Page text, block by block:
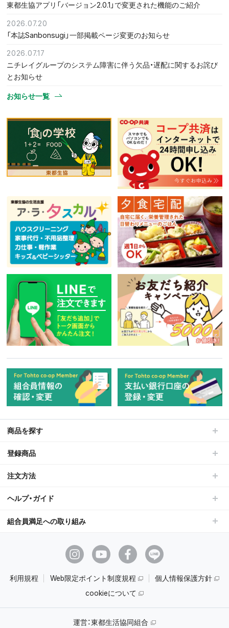
東都生協アプリ「バージョン2.0.1」で変更された機能のご紹介
2026.07.20
「本誌Sanbonsugi」一部掲載ページ変更のお知らせ
2026.07.17
ニチレイグループのシステム障害に伴う欠品・遅配に関するお詫び
とお知らせ
お知らせ一覧
商品を探す
登録商品
注文方法
ヘルプ・ガイド
組合員満足への取り組み
利用規程 Web限定ポイント制度規程
個人情報保護方針
cookieについて
運営：東都生活協同組合